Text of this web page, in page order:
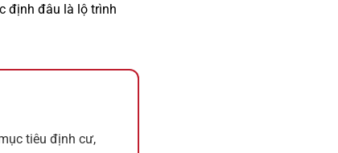
định đâu là lộ trình
tiêu định cư,